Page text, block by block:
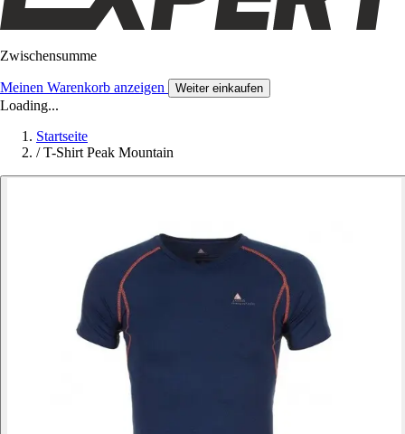
Zwischensumme
Meinen Warenkorb anzeigen Weiter einkaufen
Loading...
Startseite
/ T-Shirt Peak Mountain